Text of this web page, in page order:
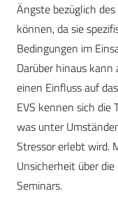
Ängste bezüglich
können, da sie
Bedingungen im
Darüber hinaus
einen Einfluss auf
EVS kennen sich die
was unter
Stressor erlebt wird.
Unsicherheit über
Seminars.